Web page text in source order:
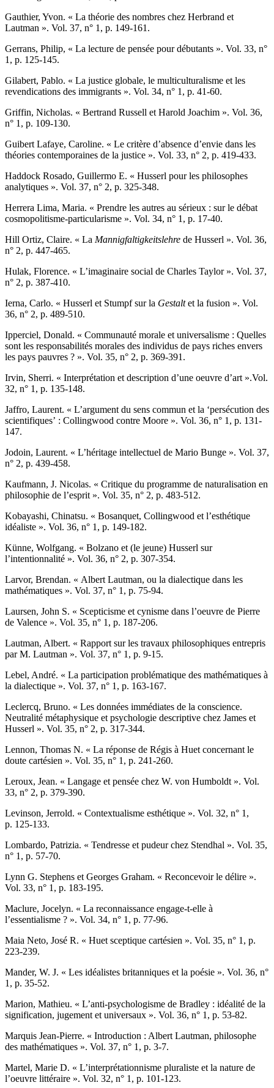
Gauthier, Yvon. « La théorie des nombres chez Herbrand et
Lautman ». Vol. 37, n° 1, p. 149-161.
Gerrans, Philip, « La lecture de pensée pour débutants ». Vol. 33, n°
1, p. 125-145.
Gilabert, Pablo. « La justice globale, le multiculturalisme et les
revendications des immigrants ». Vol. 34, n° 1, p. 41-60.
Griffin, Nicholas. « Bertrand Russell et Harold Joachim ». Vol. 36,
n° 1, p. 109-130.
Guibert Lafaye, Caroline. « Le critère d’absence d’envie dans les
théories contemporaines de la justice ». Vol. 33, n° 2, p. 419-433.
Haddock Rosado, Guillermo E. « Husserl pour les philosophes
analytiques ». Vol. 37, n° 2, p. 325-348.
Herrera Lima, Maria. « Prendre les autres au sérieux : sur le débat
cosmopolitisme-particularisme ». Vol. 34, n° 1, p. 17-40.
Hill Ortiz, Claire. « La Mannigfaltigkeitslehre de Husserl ». Vol. 36,
n° 2, p. 447-465.
Hulak, Florence. « L’imaginaire social de Charles Taylor ». Vol. 37,
n° 2, p. 387-410.
Ierna, Carlo. « Husserl et Stumpf sur la Gestaltet la fusion ». Vol.
36, n° 2, p. 489-510.
Ipperciel, Donald. « Communauté morale et universalisme : Quelles
sont les responsabilités morales des individus de pays riches envers
les pays pauvres ? ». Vol. 35, n° 2, p. 369-391.
Irvin, Sherri. « Interprétation et description d’une oeuvre d’art ».Vol.
32, n° 1, p. 135-148.
Jaffro, Laurent. « L’argument du sens commun et la ‘persécution des
scientifiques’ : Collingwood contre Moore ». Vol. 36, n° 1, p. 131-
147.
Jodoin, Laurent. « L’héritage intellectuel de Mario Bunge ». Vol. 37,
n° 2, p. 439-458.
Kaufmann, J. Nicolas. « Critique du programme de naturalisation en
philosophie de l’esprit ». Vol. 35, n° 2, p. 483-512.
Kobayashi, Chinatsu. « Bosanquet, Collingwood et l’esthétique
idéaliste ». Vol. 36, n° 1, p. 149-182.
Künne, Wolfgang. « Bolzano et (le jeune) Husserl sur
l’intentionnalité ». Vol. 36, n° 2, p. 307-354.
Larvor, Brendan. « Albert Lautman, ou la dialectique dans les
mathématiques ». Vol. 37, n° 1, p. 75-94.
Laursen, John S. « Scepticisme et cynisme dans l’oeuvre de Pierre
de Valence ». Vol. 35, n° 1, p. 187-206.
Lautman, Albert. « Rapport sur les travaux philosophiques entrepris
par M. Lautman ». Vol. 37, n° 1, p. 9-15.
Lebel, André. « La participation problématique des mathématiques à
la dialectique ». Vol. 37, n° 1, p. 163-167.
Leclercq, Bruno. « Les données immédiates de la conscience.
Neutralité métaphysique et psychologie descriptive chez James et
Husserl ». Vol. 35, n° 2, p. 317-344.
Lennon, Thomas N. « La réponse de Régis à Huet concernant le
doute cartésien ». Vol. 35, n° 1, p. 241-260.
Leroux, Jean. « Langage et pensée chez W. von Humboldt ». Vol.
33, n° 2, p. 379-390.
Levinson, Jerrold. « Contextualisme esthétique ». Vol. 32, n° 1,
p. 125-133.
Lombardo, Patrizia. « Tendresse et pudeur chez Stendhal ». Vol. 35,
n° 1, p. 57-70.
Lynn G. Stephens et Georges Graham. « Reconcevoir le délire ».
Vol. 33, n° 1, p. 183-195.
Maclure, Jocelyn. « La reconnaissance engage-t-elle à
l’essentialisme ? ». Vol. 34, n° 1, p. 77-96.
Maia Neto, José R. « Huet sceptique cartésien ». Vol. 35, n° 1, p.
223-239.
Mander, W. J. « Les idéalistes britanniques et la poésie ». Vol. 36, n°
1, p. 35-52.
Marion, Mathieu. « L’anti-psychologisme de Bradley : idéalité de la
signification, jugement et universaux ». Vol. 36, n° 1, p. 53-82.
Marquis Jean-Pierre. « Introduction : Albert Lautman, philosophe
des mathématiques ». Vol. 37, n° 1, p. 3-7.
Martel, Marie D. « L’interprétationnisme pluraliste et la nature de
l’oeuvre littéraire ». Vol. 32, n° 1, p. 101-123.